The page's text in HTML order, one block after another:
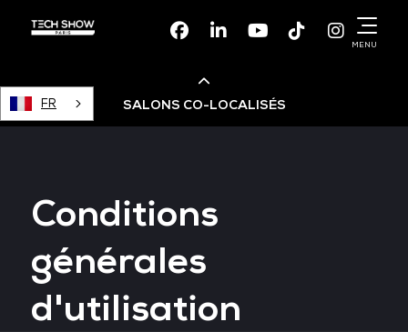
FacebookLinkedinYoutubeTikTok
MENU
FR SALONS CO-LOCALISÉS
Devops Live
Cloud & Cyber Security
Conditions
générales
d'utilisation